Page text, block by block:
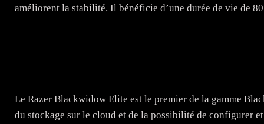
améliorent la stabilité. Il bénéficie d’une durée de vie de
Le Razer Blackwidow Elite est le premier de la gamme
du stockage sur le cloud et de la possibilité de configurer